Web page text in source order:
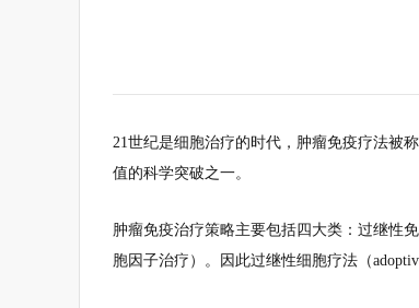
21世纪是细胞治疗的时代，肿瘤免疫疗法被
值的科学突破之一。
肿瘤免疫治疗策略主要包括四大类：过继性
胞因子治疗）。因此过继性细胞疗法（